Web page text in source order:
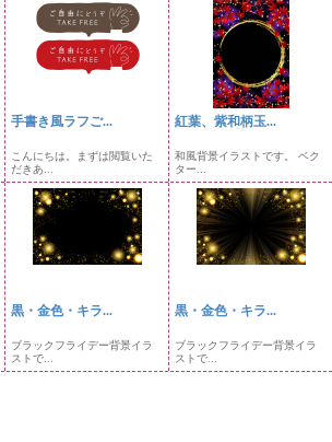
手書き風ラフご...
こんにちは。まずは閲覧いた
だきあ...
紅葉、紫和柄玉...
和風背景イラストです。 ベク
ター...
黒・金色・キラ...
ブラックフライデー背景イラ
ストで...
黒・金色・キラ...
ブラックフライデー背景イラ
ストで...